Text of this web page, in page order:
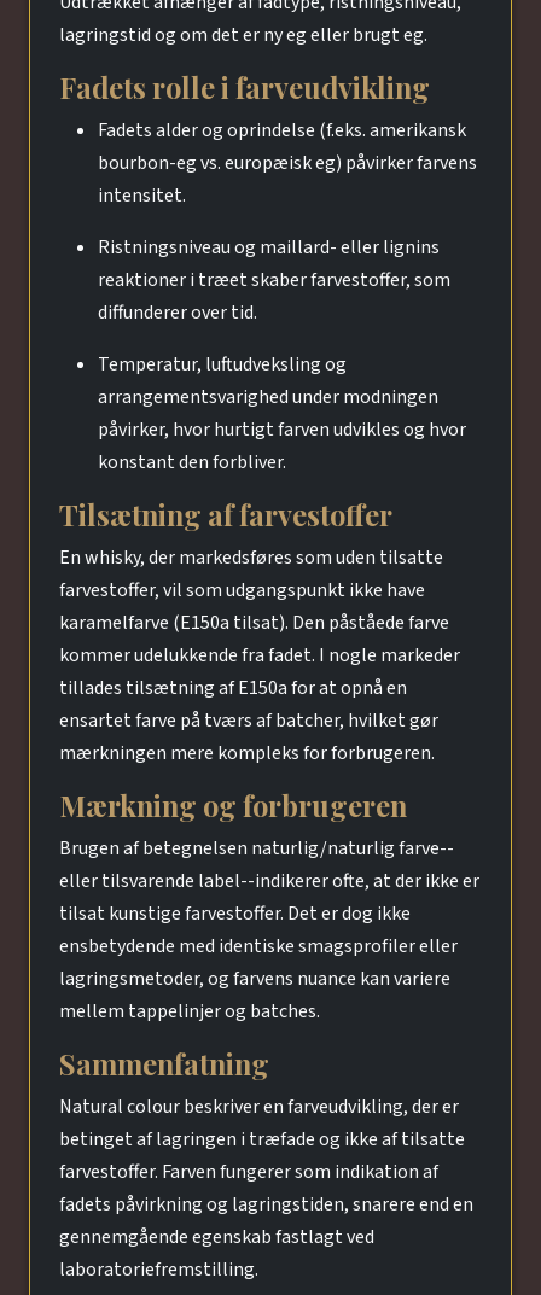
lagringstid og om det er ny eg eller brugt eg.
Fadets rolle i farveudvikling
Fadets alder og oprindelse (f.eks. amerikansk
bourbon-eg vs. europæisk eg) påvirker farvens
intensitet.
Ristningsniveau og maillard- eller lignins
reaktioner i træet skaber farvestoffer, som
diffunderer over tid.
Temperatur, luftudveksling og
arrangementsvarighed under modningen
påvirker, hvor hurtigt farven udvikles og hvor
konstant den forbliver.
Tilsætning af farvestoffer
En whisky, der markedsføres som uden tilsatte
farvestoffer, vil som udgangspunkt ikke have
karamelfarve (E150a tilsat). Den påståede farve
kommer udelukkende fra fadet. I nogle markeder
tillades tilsætning af E150a for at opnå en
ensartet farve på tværs af batcher, hvilket gør
mærkningen mere kompleks for forbrugeren.
Mærkning og forbrugeren
Brugen af betegnelsen naturlig/naturlig farve--
eller tilsvarende label--indikerer ofte, at der ikke er
tilsat kunstige farvestoffer. Det er dog ikke
ensbetydende med identiske smagsprofiler eller
lagringsmetoder, og farvens nuance kan variere
mellem tappelinjer og batches.
Sammenfatning
Natural colour beskriver en farveudvikling, der er
betinget af lagringen i træfade og ikke af tilsatte
farvestoffer. Farven fungerer som indikation af
fadets påvirkning og lagringstiden, snarere end en
gennemgående egenskab fastlagt ved
laboratoriefremstilling.